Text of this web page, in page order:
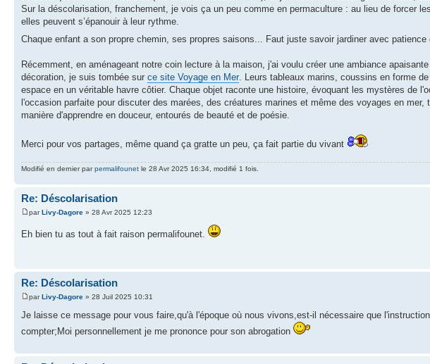
Sur la déscolarisation, franchement, je vois ça un peu comme en permaculture : au lieu de forcer
elles peuvent s’épanouir à leur rythme.
Chaque enfant a son propre chemin, ses propres saisons... Faut juste savoir jardiner avec patience
Récemment, en aménageant notre coin lecture à la maison, j'ai voulu créer une ambiance
décoration, je suis tombée sur ce site Voyage en Mer. Leurs tableaux marins, coussins en forme
espace en un véritable havre côtier. Chaque objet raconte une histoire, évoquant les mystères de
l'occasion parfaite pour discuter des marées, des créatures marines et même des voyages en
manière d'apprendre en douceur, entourés de beauté et de poésie.
Merci pour vos partages, même quand ça gratte un peu, ça fait partie du vivant
Modifié en dernier parpermalifounet le 28 Avr 2025 16:34, modifié 1 fois.
Re: Déscolarisation
parLivy-Dagore » 28 Avr 2025 12:23
Eh bien tu as tout à fait raison permalifounet.
Re: Déscolarisation
parLivy-Dagore » 28 Juil 2025 10:31
Je laisse ce message pour vous faire,qu'à l'époque où nous vivons,est-il nécessaire que
compter;Moi personnellement je me prononce pour son abrogation